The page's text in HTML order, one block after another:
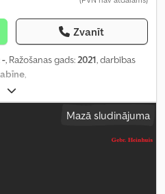
Zvanīt
-, Ražošanas gads:2021, darbības
,
Mazā sludinājuma